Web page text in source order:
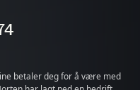
betaler deg for å være med